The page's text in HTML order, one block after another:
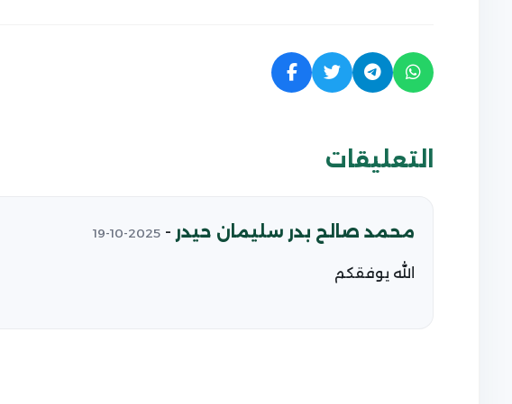
التعليقات
محمد صالح بدر سليمان حيدر -
2025-10-19
الله يوفقكم